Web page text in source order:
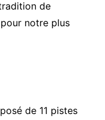
de
notre plus
de 11 pistes